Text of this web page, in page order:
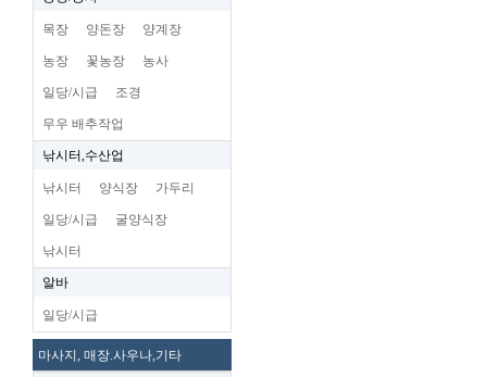
목장 양돈장 양계장
농장 꽃농장 농사
일당/시급 조경
무우 배추작업
낚시터,수산업
낚시터 양식장 가두리
일당/시급 굴양식장
낚시터
알바
일당/시급
마사지, 매장.사우나,기타